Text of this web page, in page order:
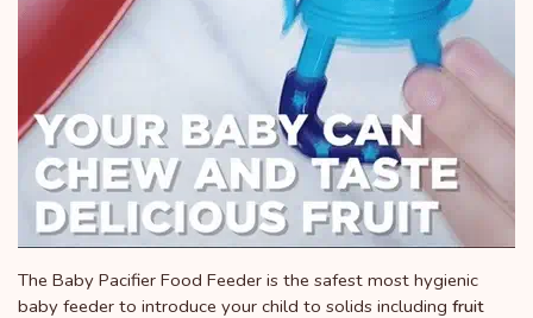
The Baby Pacifier Food Feeder is the safest most hygienic
baby feeder to introduce your child to solids including fruit